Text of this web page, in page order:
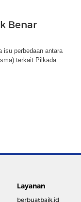
Benar
isu perbedaan antara
terkait Pilkada
Layanan
berbuatbaik.id